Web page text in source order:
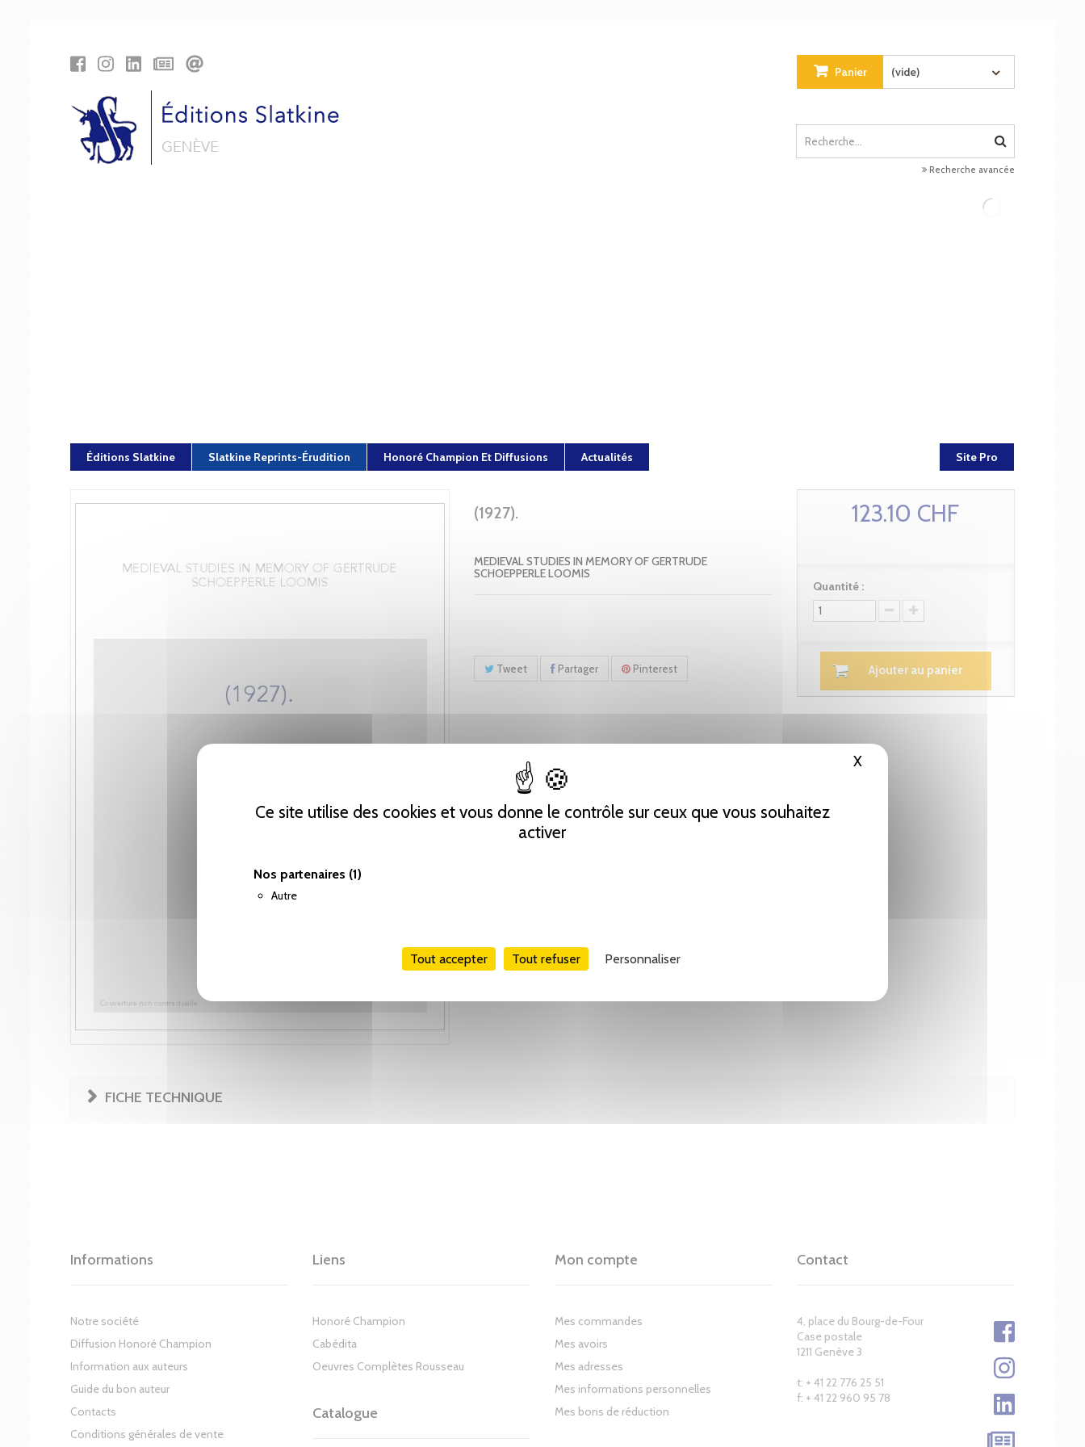
Ce site utilise des cookies et vous donne le contrôle sur ceux que vous souhaitez
activer
Nos partenaires (1)
Autre
Tout accepter Tout refuser Personnaliser
X Masquer le bandeau des cookies
Panier (vide)
Recherche avancée
Éditions Slatkine Slatkine Reprints-Érudition Honoré Champion Et Diffusions Actualités Site Pro
(1927).
MEDIEVAL STUDIES IN MEMORY OF GERTRUDE
SCHOEPPERLE LOOMIS
Tweet Partager Pinterest
123.10 CHF
Quantité :
Ajouter au panier
FICHE TECHNIQUE
Informations
Notre société
Diffusion Honoré Champion
Information aux auteurs
Guide du bon auteur
Contacts
Conditions générales de vente
Liens
Honoré Champion
Cabédita
Oeuvres Complètes Rousseau
Catalogue
Mon compte
Mes commandes
Mes avoirs
Mes adresses
Mes informations personnelles
Mes bons de réduction
Contact
4, place du Bourg-de-Four
Case postale
1211 Genève 3
t: + 41 22 776 25 51
f: + 41 22 960 95 78